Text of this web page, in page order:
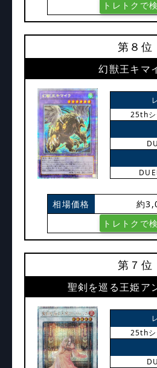
トレトクで
第８位
幻獣王キマ
25thシ
相場価格
約
トレトクで
第７位
聖剣を巡る王姫ア
25thシ